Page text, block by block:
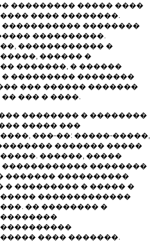
��������� ����� ����
���� ��������.
��������
����������.
������������ �
������ �
�������, � ������
��������� ��������
��� ������ �������
��� � ����.
�������� � ��������
����� ���
���-��: �����-�����,
������� �����
������, �����
��������
������� ����������
� ��������� � ����� �
�������������
�� �������� �
���� �������.